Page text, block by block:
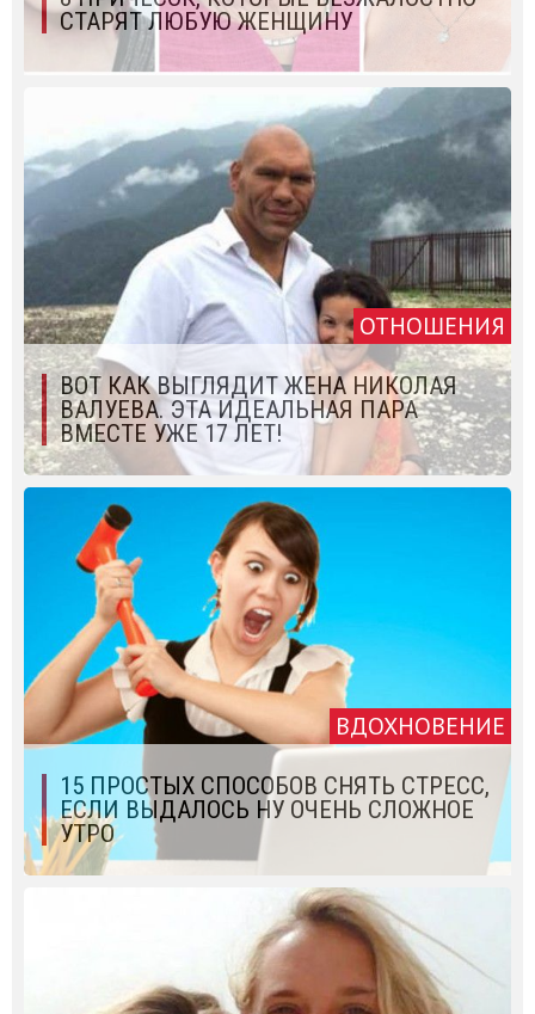
СТАРЯТ ЛЮБУЮ ЖЕНЩИНУ
ОТНОШЕНИЯ
ВОТ КАК ВЫГЛЯДИТ ЖЕНА НИКОЛАЯ
ВАЛУЕВА. ЭТА ИДЕАЛЬНАЯ ПАРА
ВМЕСТЕ УЖЕ 17 ЛЕТ!
ВДОХНОВЕНИЕ
15 ПРОСТЫХ СПОСОБОВ СНЯТЬ СТРЕСС,
ЕСЛИ ВЫДАЛОСЬ НУ ОЧЕНЬ СЛОЖНОЕ
УТРО